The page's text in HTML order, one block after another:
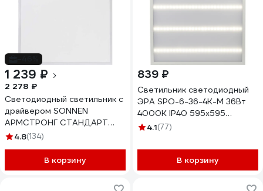
1 239 ₽
2 278 ₽
Светодиодный светильник с
драйвером SONNEN
АРМСТРОНГ СТАНДАРТ
4000K, 595x595x30, 40Вт
4.8(134)
В корзину
839 ₽
Светильник светодиодный
ЭРА SPO-6-36-4K-M 36Вт
4000К IP40 595x595
матовый Б0039319
4.1(77)
В корзину